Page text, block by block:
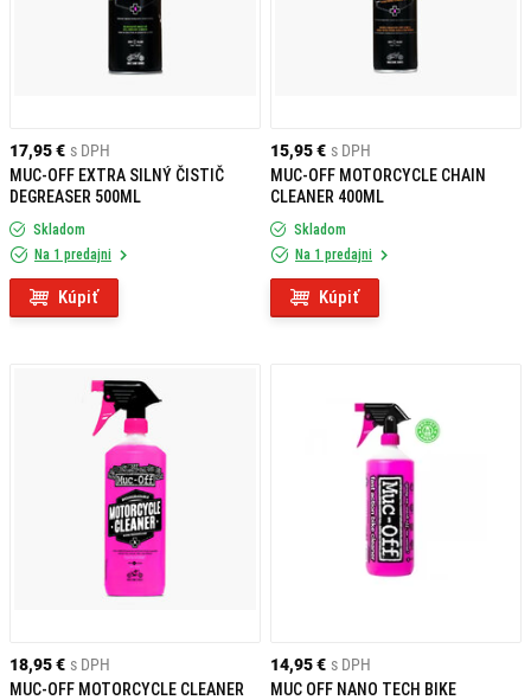
17,95 € s DPH
MUC-OFF EXTRA SILNÝ ČISTIČ
DEGREASER 500ML
Skladom
Na 1 predajni
Kúpiť
15,95 € s DPH
MUC-OFF MOTORCYCLE CHAIN
CLEANER 400ML
Skladom
Na 1 predajni
Kúpiť
18,95 € s DPH
MUC-OFF MOTORCYCLE CLEANER
14,95 € s DPH
MUC OFF NANO TECH BIKE